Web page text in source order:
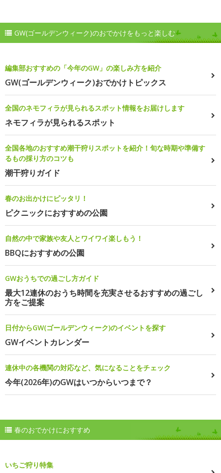
GW(ゴールデンウィーク)のおでかけをもっと楽しむ
編集部おすすめの「今年のGW」の楽しみ方を紹介
GW(ゴールデンウィーク)おでかけトピックス
全国のネモフィラが見られるスポット情報をお届けします
ネモフィラが見られるスポット
全国各地のおすすめ潮干狩りスポットを紹介！旬な時期や準備す
るもの採り方のコツも
潮干狩りガイド
春のお出かけにピッタリ！
ピクニックにおすすめの公園
自然の中で家族や友人とワイワイ楽しもう！
BBQにおすすめの公園
GWおうちでの過ごし方ガイド
最大12連休のおうち時間を充実させるおすすめの過ごし
方をご提案
日付からGW(ゴールデンウィーク)のイベントを探す
GWイベントカレンダー
連休中の各機関の対応など、気になることをチェック
今年(2026年)のGWはいつからいつまで？
春のおでかけにおすすめ
いちご狩り特集